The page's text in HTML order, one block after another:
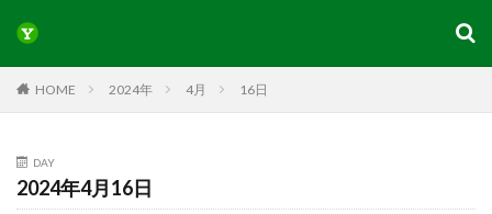
HOME 2024年 4月 16日
DAY
2024年4月16日